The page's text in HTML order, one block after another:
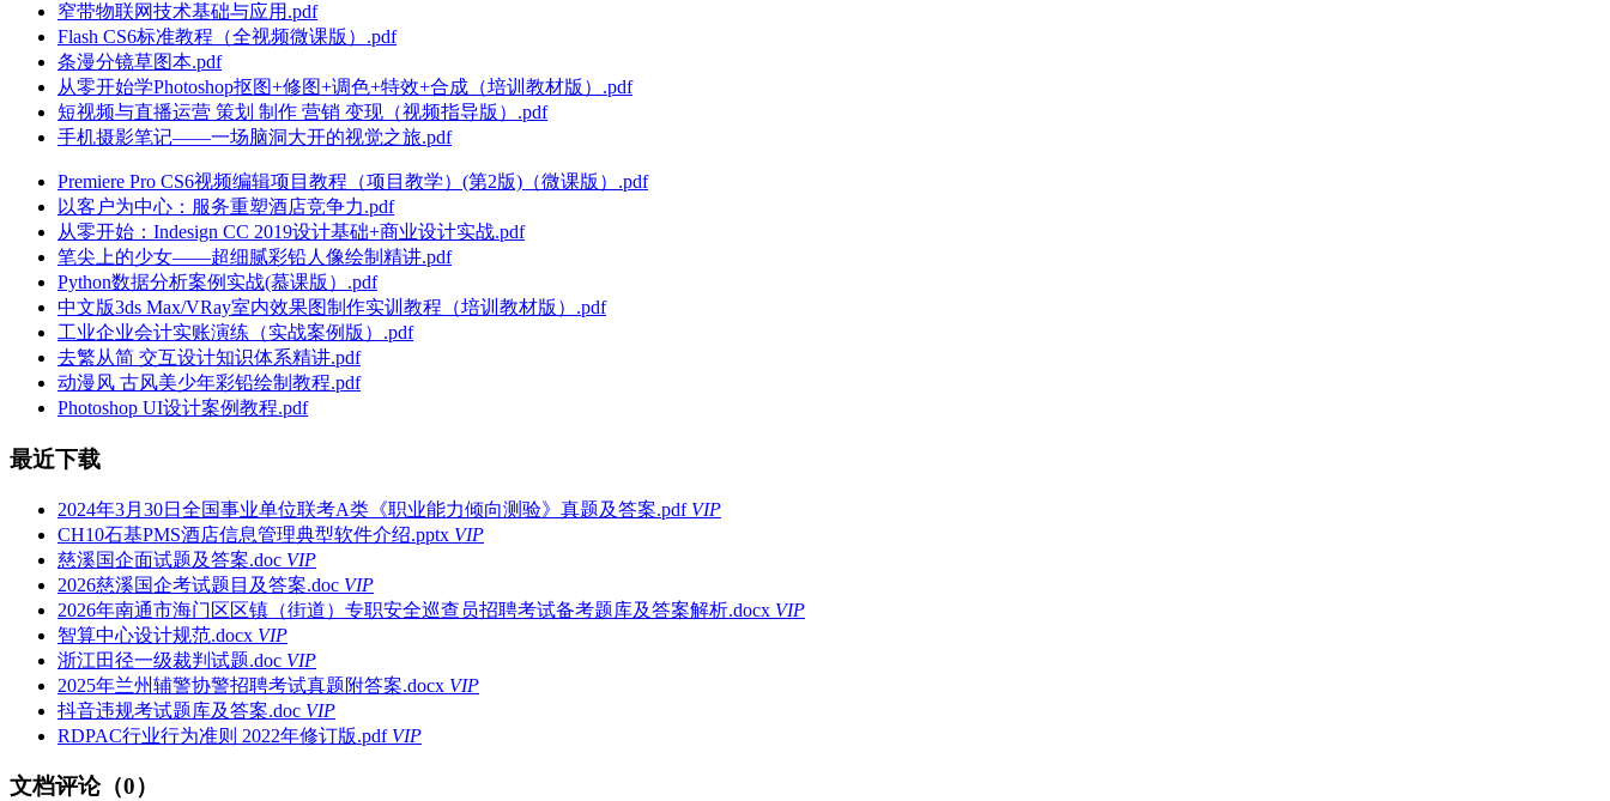
窄带物联网技术基础与应用.pdf
Flash CS6标准教程（全视频微课版）.pdf
条漫分镜草图本.pdf
从零开始学Photoshop抠图+修图+调色+特效+合成（培训教材版）.pdf
短视频与直播运营 策划 制作 营销 变现（视频指导版）.pdf
手机摄影笔记——一场脑洞大开的视觉之旅.pdf
Premiere Pro CS6视频编辑项目教程（项目教学）(第2版)（微课版）.pdf
以客户为中心：服务重塑酒店竞争力.pdf
从零开始：Indesign CC 2019设计基础+商业设计实战.pdf
笔尖上的少女——超细腻彩铅人像绘制精讲.pdf
Python数据分析案例实战(慕课版）.pdf
中文版3ds Max/VRay室内效果图制作实训教程（培训教材版）.pdf
工业企业会计实账演练（实战案例版）.pdf
去繁从简 交互设计知识体系精讲.pdf
动漫风 古风美少年彩铅绘制教程.pdf
Photoshop UI设计案例教程.pdf
最近下载
2024年3月30日全国事业单位联考A类《职业能力倾向测验》真题及答案.pdf VIP
CH10石基PMS酒店信息管理典型软件介绍.pptx VIP
慈溪国企面试题及答案.doc VIP
2026慈溪国企考试题目及答案.doc VIP
2026年南通市海门区区镇（街道）专职安全巡查员招聘考试备考题库及答案解析.docx VIP
智算中心设计规范.docx VIP
浙江田径一级裁判试题.doc VIP
2025年兰州辅警协警招聘考试真题附答案.docx VIP
抖音违规考试题库及答案.doc VIP
RDPAC行业行为准则 2022年修订版.pdf VIP
文档评论（0）